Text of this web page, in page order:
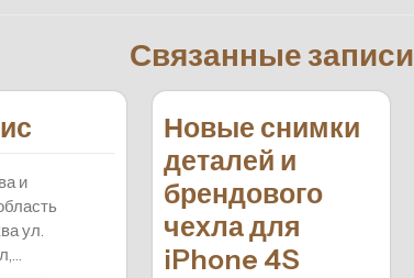
Связанные записи
и
ул.
Новые снимки
деталей и
брендового
чехла для
iPhone 4S